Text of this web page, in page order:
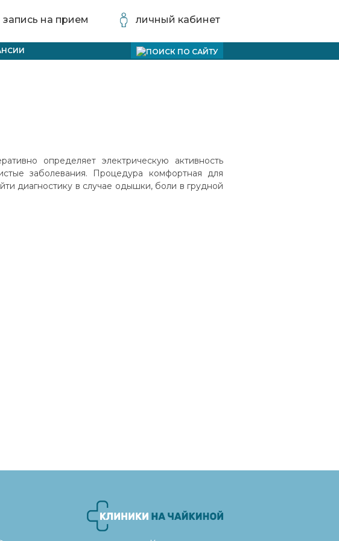
запись на прием личный кабинет
определяет электрическую активность
заболевания. Процедура комфортная для
диагностику в случае одышки, боли в грудной